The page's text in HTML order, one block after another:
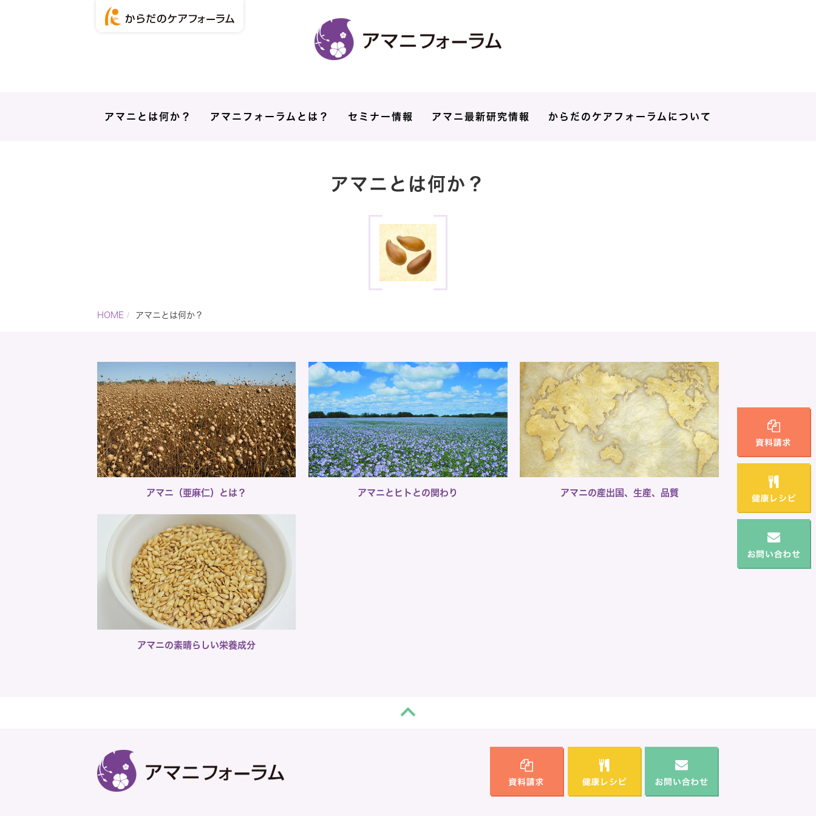
アマニとは何か？ アマニフォーラムとは？ セミナー情報 アマニ最新研究情報 からだのケアフォーラムについて
アマニとは何か？
HOME アマニとは何か？
アマニ（亜麻仁）とは？ アマニとヒトとの関わり アマニの産出国、生産、品質
アマニの素晴らしい栄養成分